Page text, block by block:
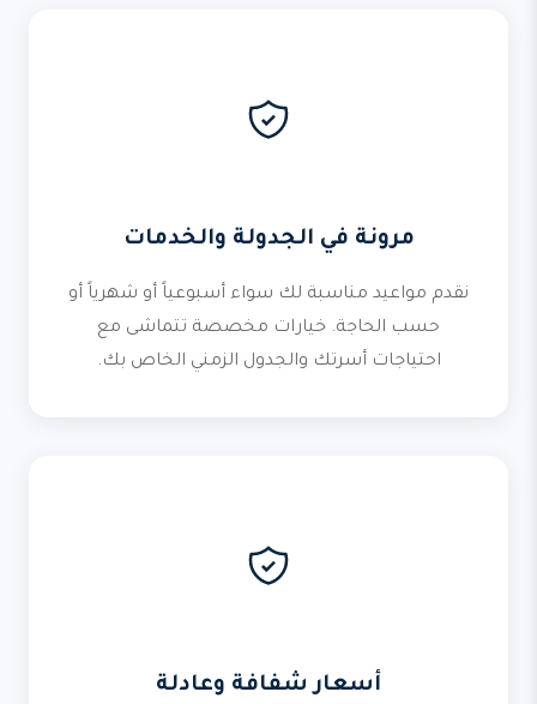
مرونة في الجدولة والخدمات
نقدم مواعيد مناسبة لك سواء أسبوعياً أو شهرياً أو
حسب الحاجة. خيارات مخصصة تتماشى مع
احتياجات أسرتك والجدول الزمني الخاص بك.
أسعار شفافة وعادلة